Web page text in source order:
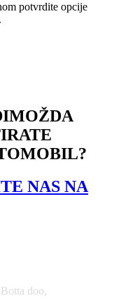
potvrdite opcije
MOŽDA
NAS NA
doo,